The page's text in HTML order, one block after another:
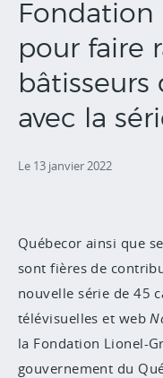
Fondation
pour faire
avec la
Le 13 janvier 2022
Québecor ainsi que
sont fières de
nouvelle série de 45
télévisuelles et web
la Fondation Lionel-
gouvernement du